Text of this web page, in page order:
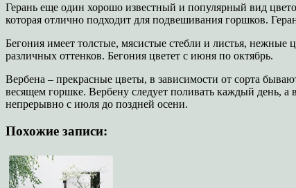
Герань еще один хорошо известный и популярный вид
которая отлично подходит для подвешивания горшков.
Бегония имеет толстые, мясистые стебли и листья,
различных оттенков. Бегония цветет с июня по октябрь.
Вербена – прекрасные цветы, в зависимости от сорта
весящем горшке. Вербену следует поливать каждый день, а
непрерывно с июля до поздней осени.
Похожие записи: